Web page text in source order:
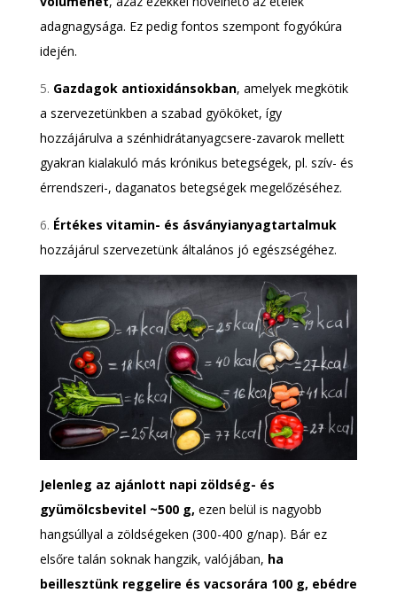
adagnagysága. Ez pedig fontos szempont fogyókúra
idején.
5. Gazdagok antioxidánsokban, amelyek megkötik
a szervezetünkben a szabad gyököket, így
hozzájárulva a szénhidrátanyagcsere-zavarok mellett
gyakran kialakuló más krónikus betegségek, pl. szív- és
érrendszeri-, daganatos betegségek megelőzéséhez.
6. Értékes vitamin- és ásványianyagtartalmuk
hozzájárul szervezetünk általános jó egészségéhez.
Jelenleg az ajánlott napi zöldség- és
gyümölcsbevitel ~500 g, ezen belül is nagyobb
hangsúllyal a zöldségeken (300-400 g/nap). Bár ez
elsőre talán soknak hangzik, valójában, ha
beillesztünk reggelire és vacsorára 100 g, ebédre